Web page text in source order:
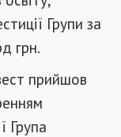
Групи за
грн.
прийшов
Група